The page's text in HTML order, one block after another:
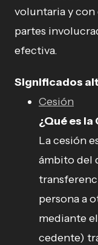
voluntaria y
partes
efectiva.
Significados
Cesión
¿Qué es la
La cesión
ámbito del
persona a
mediante
cedente)